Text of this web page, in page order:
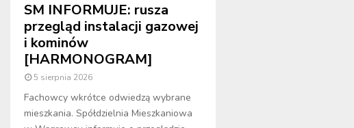
SM INFORMUJE: rusza
przegląd instalacji gazowej
i kominów
[HARMONOGRAM]
5 sierpnia 2026
Fachowcy wkrótce odwiedzą wybrane
mieszkania. Spółdzielnia Mieszkaniowa